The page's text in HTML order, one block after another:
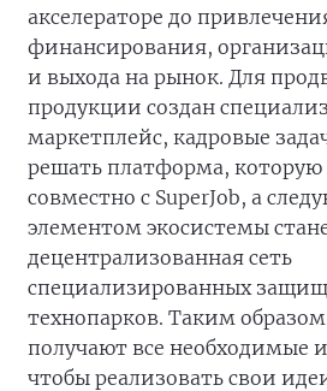
акселераторе до
финансирования,
и выхода на рынок. Для
продукции создан
маркетплейс, кадровые
решать платформа,
совместно с SuperJob, а
элементом экосистемы
децентрализованная сеть
специализированных
технопарков. Таким
получают все необходимые
чтобы реализовать свои